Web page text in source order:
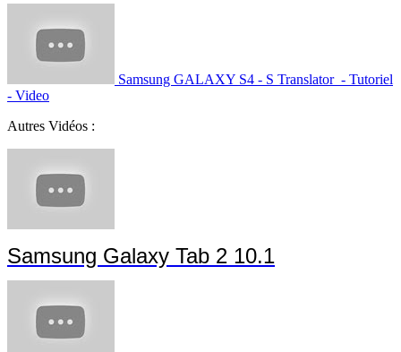
Samsung GALAXY S4 - S Translator - Tutoriel
- Video
Autres Vidéos :
Samsung Galaxy Tab 2 10.1